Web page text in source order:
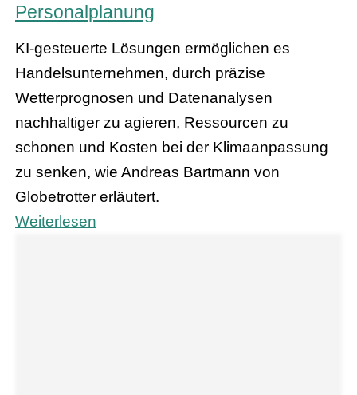
Personalplanung
KI-gesteuerte Lösungen ermöglichen es
Handelsunternehmen, durch präzise
Wetterprognosen und Datenanalysen
nachhaltiger zu agieren, Ressourcen zu
schonen und Kosten bei der Klimaanpassung
zu senken, wie Andreas Bartmann von
Globetrotter erläutert.
Weiterlesen